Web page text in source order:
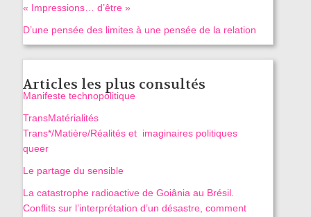
« Impressions… d’être »
D’une pensée des limites à une pensée de la relation
Articles les plus consultés
Manifeste technopolitique
TransMatérialités
Trans*/Matière/Réalités et imaginaires politiques
queer
Le partage du sensible
La catastrophe radioactive de Goiânia au Brésil.
Conflits sur l’interprétation d’un désastre, comment